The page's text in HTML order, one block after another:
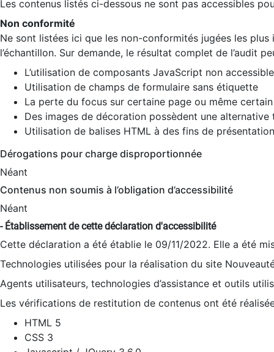
Les contenus listés ci-dessous ne sont pas accessibles
Non conformité
Ne sont listées ici que les non-conformités jugées les
l’échantillon. Sur demande, le résultat complet de l’audit
L’utilisation de composants JavaScript non
Utilisation de champs de formulaire sans étiquette
La perte du focus sur certaine page ou même
Des images de décoration possèdent une alternative
Utilisation de balises HTML à des fins de
Dérogations pour charge disproportionnée
Néant
Contenus non soumis à l’obligation d’accessibilité
Néant
- Établissement de cette déclaration d'accessibilité
Cette déclaration a été établie le 09/11/2022. Elle a été
Technologies utilisées pour la réalisation du site
Agents utilisateurs, technologies d’assistance et outils
Les vérifications de restitution de contenus ont été
HTML 5
CSS 3